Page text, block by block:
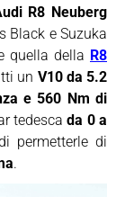
R8 Neuberg
Black e Suzuka
quella della R8
un V10 da 5.2
e 560 Nm di
tedescada 0 a
permetterle di
.